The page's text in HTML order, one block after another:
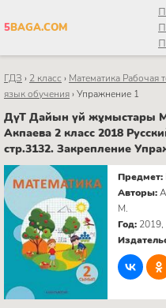
5BAGA.COM
ГДЗ › 2 класс › Математика Рабочая
язык обучения›Упражнение 1
ДүТ Дайын үй жұмыстары
Акпаева 2 класс 2018
стр.3132. Закрепление
Предмет:
Авторы:
М.
Год: